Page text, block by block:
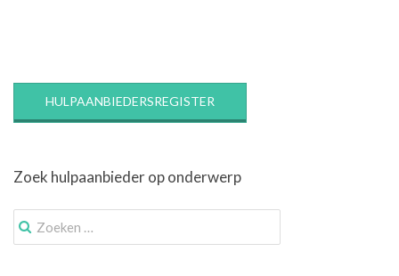
HULPAANBIEDERSREGISTER
Zoek hulpaanbieder op onderwerp
Zoek
naar: